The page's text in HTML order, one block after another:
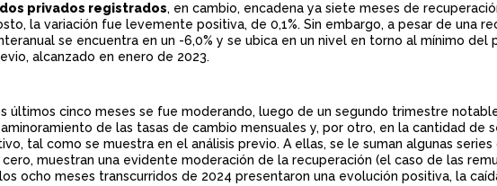
privados registrados, en cambio, encadena ya siete meses de
la variación fue levemente positiva, de 0,1%. Sin embargo, a pesar de una
se encuentra en un -6,0% y se ubica en un nivel en torno al mínimo del
alcanzado en enero de 2023.
últimos cinco meses se fue moderando, luego de un segundo trimestre
de las tasas de cambio mensuales y, por otro, en la cantidad de
tal como se muestra en el análisis previo. A ellas, se le suman algunas series
muestran una evidente moderación de la recuperación (el caso de las
ocho meses transcurridos de 2024 presentaron una evolución positiva, la